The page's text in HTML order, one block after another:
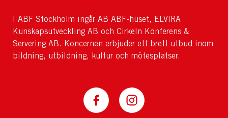
I ABF Stockholm ingår AB ABF-huset, ELVIRA
Kunskapsutveckling AB och Cirkeln Konferens &
Servering AB. Koncernen erbjuder ett brett utbud inom
bildning, utbildning, kultur och mötesplatser.